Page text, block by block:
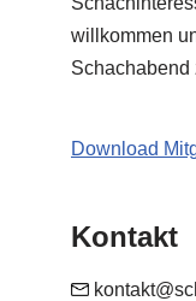
willkommen
Schachabend
Download
Kontakt